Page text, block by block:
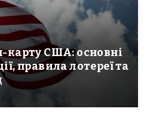
карту США: основні
правила лотереї та